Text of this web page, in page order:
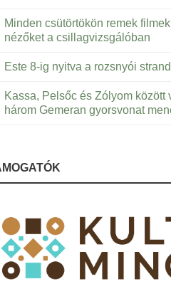
Minden csütörtökön remek
nézőket a csillagvizsgálóban
Este 8-ig nyitva a rozsnyói strand
Kassa, Pelsőc és Zólyom között
három Gemeran gyorsvonat